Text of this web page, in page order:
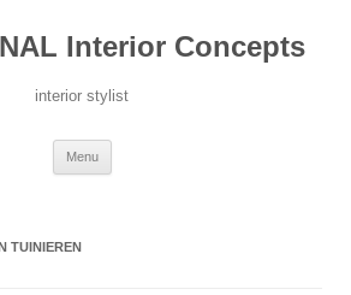
Interior Concepts
interior stylist
Menu
TUINIEREN